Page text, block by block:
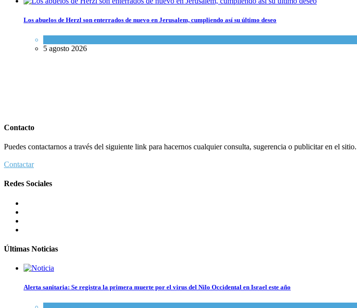
Los abuelos de Herzl son enterrados de nuevo en Jerusalem, cumpliendo así su último deseo
5 agosto 2026
Contacto
Puedes contactarnos a través del siguiente link para hacernos cualquier consulta, sugerencia o publicitar en el sitio.
Contactar
Redes Sociales
Últimas Noticias
Alerta sanitaria: Se registra la primera muerte por el virus del Nilo Occidental en Israel este año